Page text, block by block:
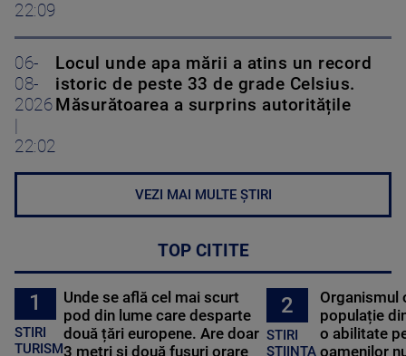
22:09
06-
08-
2026
22:02
Locul unde apa mării a atins un record
istoric de peste 33 de grade Celsius.
Măsurătoarea a surprins autoritățile
VEZI MAI MULTE ȘTIRI
TOP CITITE
1
STIRI
TURISM
Unde se află cel mai scurt
pod din lume care desparte
două țări europene. Are doar
3 metri și două fusuri orare
2
STIRI
STIINTA
Organismul
populație
o abilitate
oamenilor